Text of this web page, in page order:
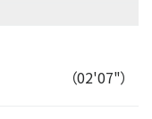
（02'07"）